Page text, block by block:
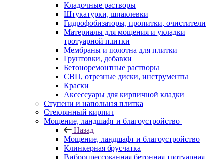
Кладочные растворы
Штукатурки, шпаклевки
Гидрофобизаторы, пропитки, очистители
Материалы для мощения и укладки
тротуарной плитки
Мембраны и полотна для плитки
Грунтовки, добавки
Бетоноремонтные растворы
СВП, отрезные диски, инструменты
Краски
Аксессуары для кирпичной кладки
Ступени и напольная плитка
Cтеклянный кирпич
Мощение, ландшафт и благоустройство
Назад
Мощение, ландшафт и благоустройство
Клинкерная брусчатка
Вибропрессованная бетонная тротуарная